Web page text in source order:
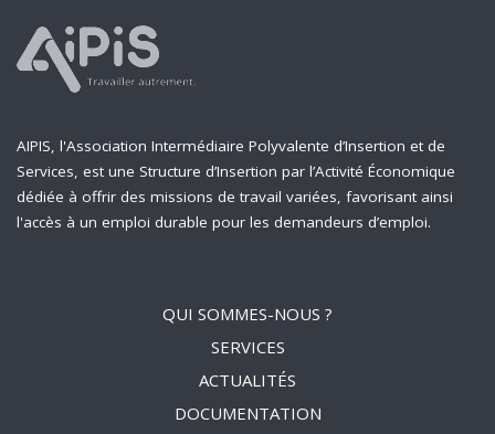
AIPIS, l'Association Intermédiaire Polyvalente d’Insertion et de
Services, est une Structure d’Insertion par l’Activité Économique
dédiée à offrir des missions de travail variées, favorisant ainsi
l'accès à un emploi durable pour les demandeurs d’emploi.
QUI SOMMES-NOUS ?
SERVICES
ACTUALITÉS
DOCUMENTATION